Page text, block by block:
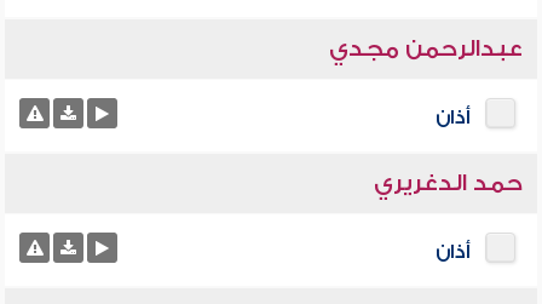
عبدالرحمن مجدي
أذان
حمد الدغريري
أذان